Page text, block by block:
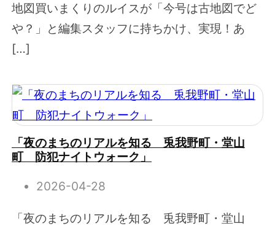
地図買いまくりのルイスが「今号は古地図でど
や？」と編集スタッフに持ちかけ、実現！あ
[…]
「夜のまちのリアルを知る 兎我野町・堂山
町 防犯ナイトウォーク」
2026-04-28
「夜のまちのリアルを知る 兎我野町・堂山